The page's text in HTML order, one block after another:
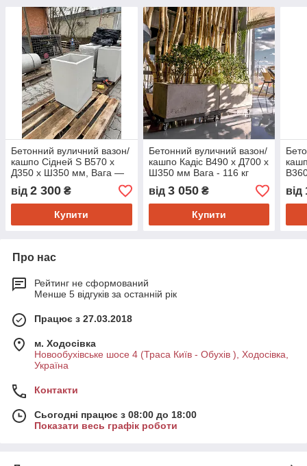
Бетонний вуличний вазон/
кашпо Сідней S В570 х
Д350 х Ш350 мм, Вага —
від 2 300 ₴
Купити
Бетонний вуличний вазон/
кашпо Кадіс В490 х Д700 х
Ш350 мм Вага - 116 кг
від 3 050₴
Купити
від
Про нас
Рейтинг не сформований
Менше 5 відгуків за останній рік
Працює з 27.03.2018
м. Ходосівка
Новообухівське шосе 4 (Траса Київ - Обухів ), Ходосівка,
Україна
Контакти
Сьогодні працює з 08:00 до 18:00
Показати весь графік роботи